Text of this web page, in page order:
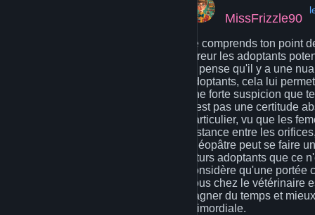
MissFrizzle90
Je comprends ton point
erreur les adoptants
je pense qu'il y a une
adoptants, cela lui
une forte suspicion que
n'est pas une certitude
particulier, vu que les
distance entre les
Cléopâtre peut se faire
futurs adoptants que ce
considère qu'une
vous chez le vétérinaire
gagner du temps et
primordiale.